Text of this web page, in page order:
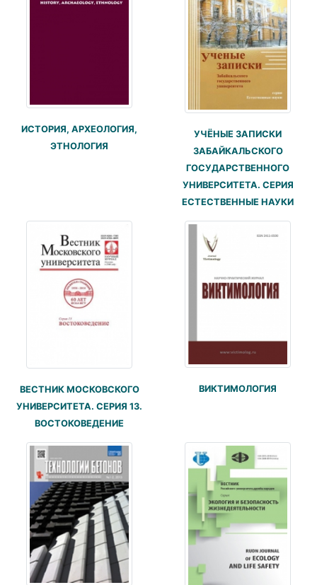
ИСТОРИЯ, АРХЕОЛОГИЯ,
ЭТНОЛОГИЯ
УЧЁНЫЕ ЗАПИСКИ
ЗАБАЙКАЛЬСКОГО
ГОСУДАРСТВЕННОГО
УНИВЕРСИТЕТА. СЕРИЯ
ЕСТЕСТВЕННЫЕ НАУКИ
ВЕСТНИК МОСКОВСКОГО
УНИВЕРСИТЕТА. СЕРИЯ 13.
ВОСТОКОВЕДЕНИЕ
ВИКТИМОЛОГИЯ